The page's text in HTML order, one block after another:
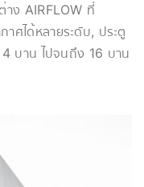
าง AIRFLOW ที่
าศได้หลายระดับ, ประตู
บาน ไปจนถึง 16 บาน